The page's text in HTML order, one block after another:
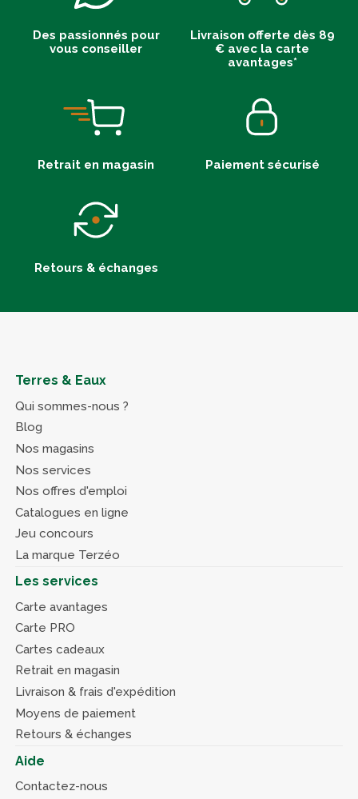
Des passionnés pour
vous conseiller
Livraison offerte dès 89
€ avec la carte
avantages*
Retrait en magasin Paiement sécurisé
Retours & échanges
Terres & Eaux
Qui sommes-nous ?
Blog
Nos magasins
Nos services
Nos offres d'emploi
Catalogues en ligne
Jeu concours
La marque Terzéo
Les services
Carte avantages
Carte PRO
Cartes cadeaux
Retrait en magasin
Livraison & frais d'expédition
Moyens de paiement
Retours & échanges
Aide
Contactez-nous